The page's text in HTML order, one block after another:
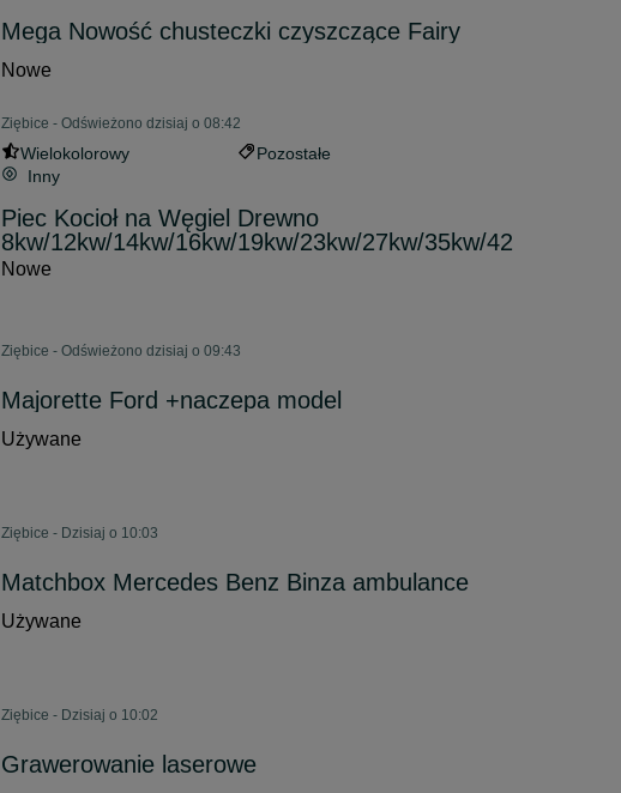
Mega Nowość chusteczki czyszczące Fairy
Nowe
Ziębice - Odświeżono dzisiaj o 08:42
Wielokolorowy
Pozostałe
Inny
Piec Kocioł na Węgiel Drewno
8kw/12kw/14kw/16kw/19kw/23kw/27kw/35kw/42
Nowe
Ziębice - Odświeżono dzisiaj o 09:43
Majorette Ford +naczepa model
Używane
Ziębice - Dzisiaj o 10:03
Matchbox Mercedes Benz Binza ambulance
Używane
Ziębice - Dzisiaj o 10:02
Grawerowanie laserowe